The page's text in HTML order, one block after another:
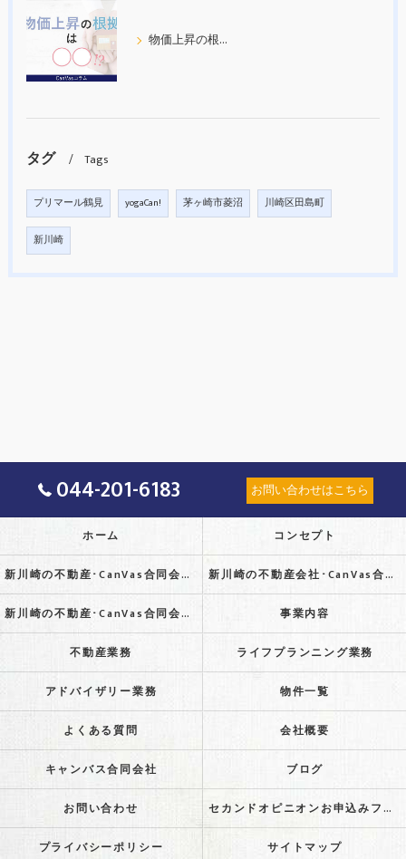
物価上昇の根拠について考えてみた
タグ Tags
プリマール鶴見 yogaCan! 茅ヶ崎市菱沼 川崎区田島町
新川崎
044-201-6183 お問い合わせはこちら
ホーム コンセプト
新川崎の不動産･CanVas合同会社の口コミ情報 新川崎の不動産会社･CanVas合同会社の評判
新川崎の不動産･CanVas合同会社のお客様の声 事業内容
不動産業務 ライフプランニング業務
アドバイザリー業務 物件一覧
よくある質問 会社概要
キャンバス合同会社 ブログ
お問い合わせ セカンドオピニオンお申込みフォーム
プライバシーポリシー サイトマップ